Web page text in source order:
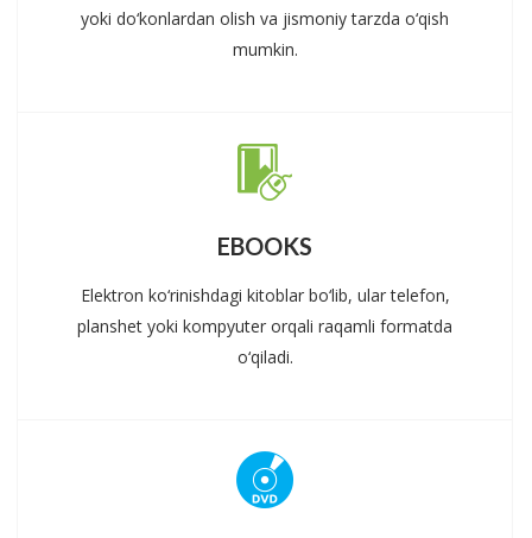
yoki do‘konlardan olish va jismoniy tarzda o‘qish
mumkin.
EBOOKS
Elektron ko‘rinishdagi kitoblar bo‘lib, ular telefon,
planshet yoki kompyuter orqali raqamli formatda
o‘qiladi.